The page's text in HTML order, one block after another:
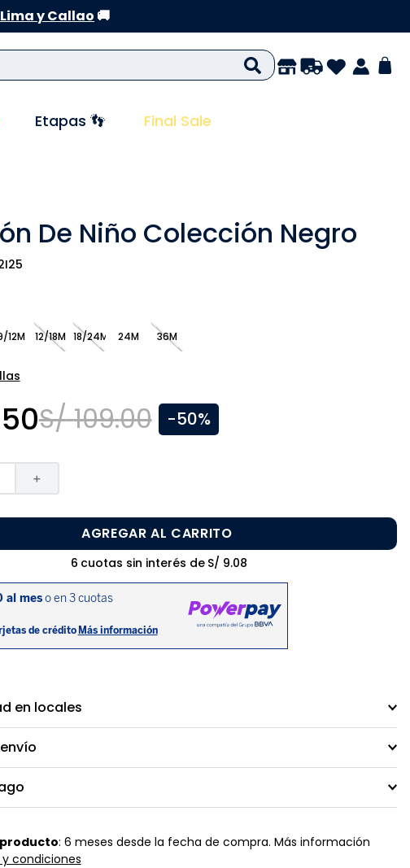
y Callao 🚚
Etapas 👣 Final Sale
De Niño Colección Negro
12M 12/18M 18/24M 24M 36M
50S/ 109.00 -50%
＋
AGREGAR AL CARRITO
6 cuotas sin interés de S/ 9.08
en locales
: 6 meses desde la fecha de compra. Más información
condiciones